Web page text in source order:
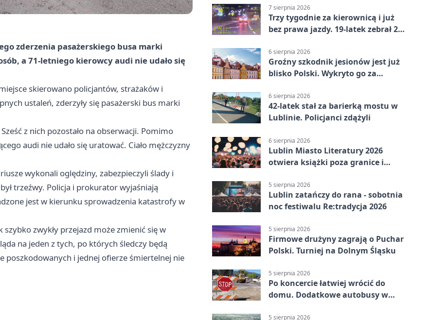
zderzenia pasażerskiego busa marki
a 71-letniego kierowcy audi nie udało się
skierowano policjantów, strażaków i
ustaleń, zderzyły się pasażerski bus marki
z nich pozostało na obserwacji. Pomimo
audi nie udało się uratować. Ciało mężczyzny
wykonali oględziny, zabezpieczyli ślady i
trzeźwy. Policja i prokurator wyjaśniają
jest w kierunku sprowadzenia katastrofy w
zwykły przejazd może zmienić się w
na jeden z tych, po których śledczy będą
poszkodowanych i jednej ofierze śmiertelnej nie
7 sierpnia 2026
Trzy tygodnie za kierownicą i już
bez prawa jazdy. 19-latek zebrał 23
6 sierpnia 2026
Groźny szkodnik jesionów jest już
blisko Polski. Wykryto go za
6 sierpnia 2026
42-latek stał za barierką mostu w
Lublinie. Policjanci zdążyli
6 sierpnia 2026
Lublin Miasto Literatury 2026
otwiera książki poza granice i
5 sierpnia 2026
Lublin zatańczy do rana - sobotnia
noc festiwalu Re:tradycja 2026
5 sierpnia 2026
Firmowe drużyny zagrają o Puchar
Polski. Turniej na Dolnym Śląsku
5 sierpnia 2026
Po koncercie łatwiej wrócić do
domu. Dodatkowe autobusy w
5 sierpnia 2026